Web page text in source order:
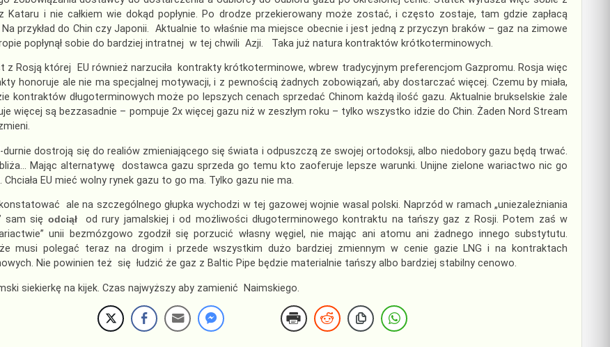
Kataru i nie całkiem wie dokąd popłynie. Po drodze przekierowany może zostać, i często zostaje, tam gdzie zapłacą
Na przykład do Chin czy Japonii. Aktualnie to właśnie ma miejsce obecnie i jest jedną z przyczyn braków – gaz na zimowe
popłynął sobie do bardziej intratnej w tej chwili Azji. Taka już natura kontraktów krótkoterminowych.
z Rosją której EU również narzuciła kontrakty krótkoterminowe, wbrew tradycyjnym preferencjom Gazpromu. Rosja więc
honoruje ale nie ma specjalnej motywacji, i z pewnością żadnych zobowiązań, aby dostarczać więcej. Czemu by miała,
kontraktów długoterminowych może po lepszych cenach sprzedać Chinom każdą ilość gazu. Aktualnie brukselskie żale
więcej są bezzasadnie – pompuje 2x więcej gazu niż w zeszłym roku – tylko wszystko idzie do Chin. Żaden Nord Stream
durnie dostroją się do realiów zmieniającego się świata i odpuszczą ze swojej ortodoksji, albo niedobory gazu będą trwać.
Mając alternatywę dostawca gazu sprzeda go temu kto zaoferuje lepsze warunki. Unijne zielone wariactwo nic go
Chciała EU mieć wolny rynek gazu to go ma. Tylko gazu nie ma.
ale na szczególnego głupka wychodzi w tej gazowej wojnie wasal polski. Naprzód w ramach „uniezależniania
sam się odciąłod rury jamalskiej i od możliwości długoterminowego kontraktu na tańszy gaz z Rosji. Potem zaś w
unii bezmózgowo zgodził się porzucić własny węgiel, nie mając ani atomu ani żadnego innego substytutu.
musi polegać teraz na drogim i przede wszystkim dużo bardziej zmiennym w cenie gazie LNG i na kontraktach
Nie powinien też się łudzić że gaz z Baltic Pipe będzie materialnie tańszy albo bardziej stabilny cenowo.
siekierkę na kijek. Czas najwyższy aby zamienić Naimskiego.